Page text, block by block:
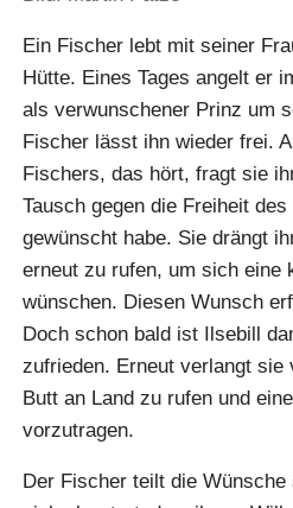
Ein Fischer lebt mit seiner
Hütte. Eines Tages angelt er
als verwunschener Prinz um
Fischer lässt ihn wieder frei.
Fischers, das hört, fragt sie
Tausch gegen die Freiheit
gewünscht habe. Sie drängt
erneut zu rufen, um sich eine
wünschen. Diesen Wunsch
Doch schon bald ist Ilsebill
zufrieden. Erneut verlangt sie
Butt an Land zu rufen und
vorzutragen.
Der Fischer teilt die